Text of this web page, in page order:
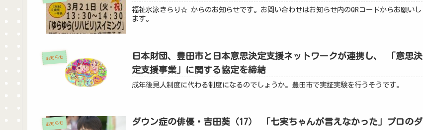
福祉水泳きらり☆ からのお知らせです。お問い合わせはお知らせ内のQRコードからお願いし
ます。
お知らせ
日本財団、豊田市と日本意思決定支援ネットワークが連携し、 「意思決
定支援事業」に関する協定を締結
成年後見人制度に代わる制度になるのでしょうか。豊田市で実証実験を行うそうです。
お知らせ
ダウン症の俳優・吉田葵（17） 「七実ちゃんが言えなかった」プロのダ